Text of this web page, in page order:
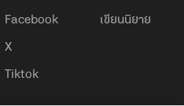
Facebook
X
Tiktok
เขียนนิยาย